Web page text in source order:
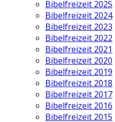
Bibelfreizeit 2025
Bibelfreizeit 2024
Bibelfreizeit 2023
Bibelfreizeit 2022
Bibelfreizeit 2021
Bibelfreizeit 2020
Bibelfreizeit 2019
Bibelfreizeit 2018
Bibelfreizeit 2017
Bibelfreizeit 2016
Bibelfreizeit 2015